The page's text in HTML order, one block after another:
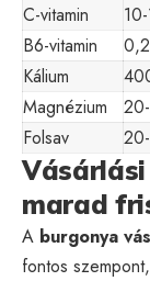
C-vitamin
B6-vitamin
Kálium
Magnézium
Folsav
marad
A burgonya
fontos